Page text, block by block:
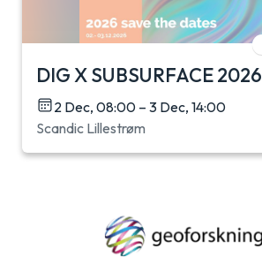
DIG X SUBSURFACE 2026
2 Dec, 08:00 – 3 Dec, 14:00
Scandic Lillestrøm